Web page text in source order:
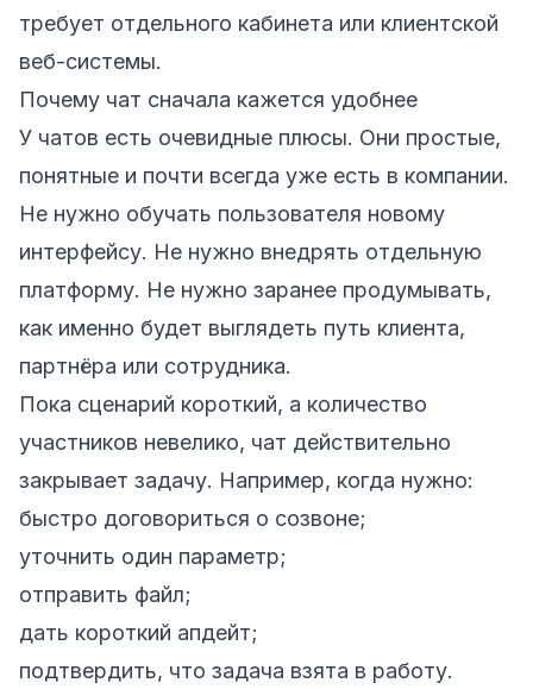
требует отдельного кабинета или клиентской
веб-системы.
Почему чат сначала кажется удобнее
У чатов есть очевидные плюсы. Они простые,
понятные и почти всегда уже есть в компании.
Не нужно обучать пользователя новому
интерфейсу. Не нужно внедрять отдельную
платформу. Не нужно заранее продумывать,
как именно будет выглядеть путь клиента,
партнёра или сотрудника.
Пока сценарий короткий, а количество
участников невелико, чат действительно
закрывает задачу. Например, когда нужно:
быстро договориться о созвоне;
уточнить один параметр;
отправить файл;
дать короткий апдейт;
подтвердить, что задача взята в работу.